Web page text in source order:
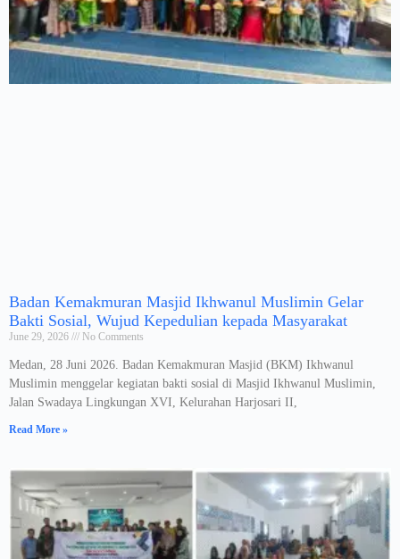
Badan Kemakmuran Masjid Ikhwanul Muslimin Gelar
Bakti Sosial, Wujud Kepedulian kepada Masyarakat
June 29, 2026 No Comments
Medan, 28 Juni 2026. Badan Kemakmuran Masjid (BKM) Ikhwanul
Muslimin menggelar kegiatan bakti sosial di Masjid Ikhwanul Muslimin,
Jalan Swadaya Lingkungan XVI, Kelurahan Harjosari II,
Read More »